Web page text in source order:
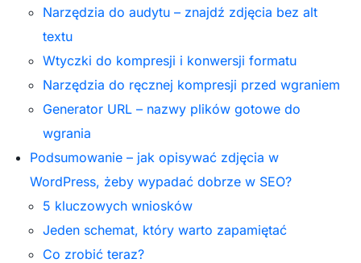
Narzędzia do audytu – znajdź zdjęcia bez alt
textu
Wtyczki do kompresji i konwersji formatu
Narzędzia do ręcznej kompresji przed wgraniem
Generator URL – nazwy plików gotowe do
wgrania
Podsumowanie – jak opisywać zdjęcia w
WordPress, żeby wypadać dobrze w SEO?
5 kluczowych wniosków
Jeden schemat, który warto zapamiętać
Co zrobić teraz?